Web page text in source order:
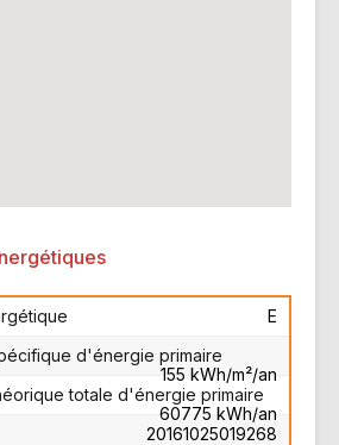
E
d'énergie primaire
155 kWh/m²/an
totale d'énergie primaire
60775 kWh/an
20161025019268